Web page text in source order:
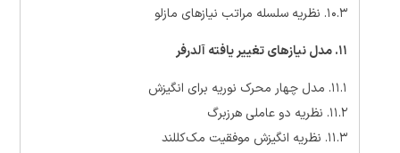
۱۰.۳. نظریه سلسله مراتب نیازهای مازلو
۱۱. مدل نیازهای تغییر یافته آلدرفر
۱۱.۱. مدل چهار محرک نوریه برای انگیزش
۱۱.۲. نظریه دو عاملی هرزبرگ
۱۱.۳. نظریه انگیزش موفقیت مک‌کللند